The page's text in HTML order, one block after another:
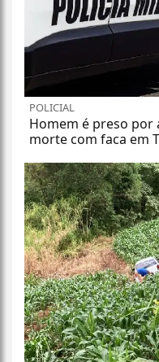
POLICIAL
Homem é preso por
morte com faca em